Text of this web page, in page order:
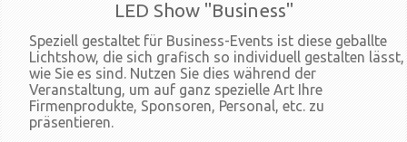
LED Show "Business"
Speziell gestaltet für Business-Events ist diese geballte
Lichtshow, die sich grafisch so individuell gestalten lässt,
wie Sie es sind. Nutzen Sie dies während der
Veranstaltung, um auf ganz spezielle Art Ihre
Firmenprodukte, Sponsoren, Personal, etc. zu
präsentieren.